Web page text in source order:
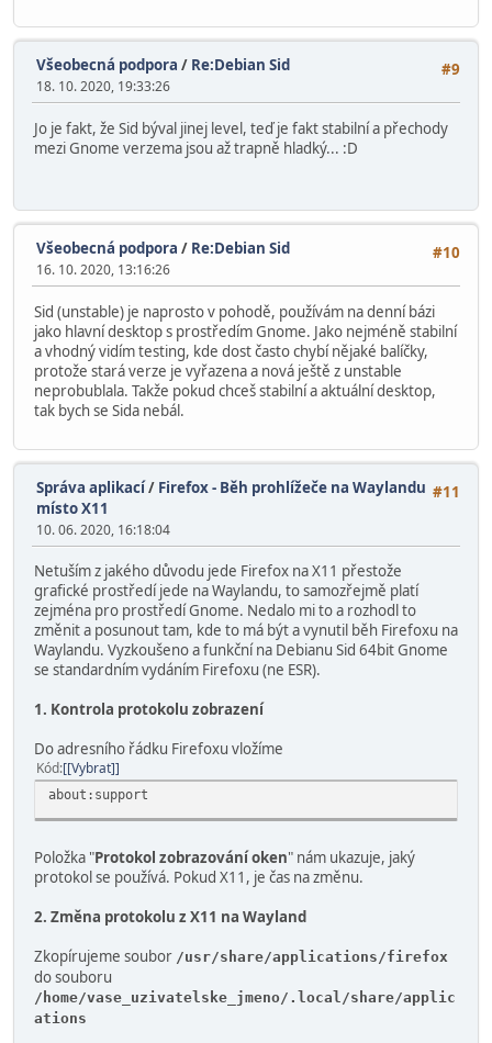
#9
Všeobecná podpora / Re:Debian Sid
18. 10. 2020, 19:33:26
Jo je fakt, že Sid býval jinej level, teď je fakt stabilní a přechody
mezi Gnome verzema jsou až trapně hladký... :D
#10
Všeobecná podpora / Re:Debian Sid
16. 10. 2020, 13:16:26
Sid (unstable) je naprosto v pohodě, používám na denní bázi
jako hlavní desktop s prostředím Gnome. Jako nejméně stabilní
a vhodný vidím testing, kde dost často chybí nějaké balíčky,
protože stará verze je vyřazena a nová ještě z unstable
neprobublala. Takže pokud chceš stabilní a aktuální desktop,
tak bych se Sida nebál.
#11
Správa aplikací/ Firefox - Běh prohlížeče na Waylandu
místo X11
10. 06. 2020, 16:18:04
Netuším z jakého důvodu jede Firefox na X11 přestože
grafické prostředí jede na Waylandu, to samozřejmě platí
zejména pro prostředí Gnome. Nedalo mi to a rozhodl to
změnit a posunout tam, kde to má být a vynutil běh Firefoxu na
Waylandu. Vyzkoušeno a funkční na Debianu Sid 64bit Gnome
se standardním vydáním Firefoxu (ne ESR).
1. Kontrola protokolu zobrazení
Do adresního řádku Firefoxu vložíme
Kód [Vybrat]
about:support
Položka "Protokol zobrazování oken" nám ukazuje, jaký
protokol se používá. Pokud X11, je čas na změnu.
2. Změna protokolu z X11 na Wayland
Zkopírujeme soubor /usr/share/applications/firefox
do souboru
/home/vase_uzivatelske_jmeno/.local/share/applic
ations